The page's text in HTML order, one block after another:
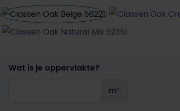
Wat is je oppervlakte?
m²